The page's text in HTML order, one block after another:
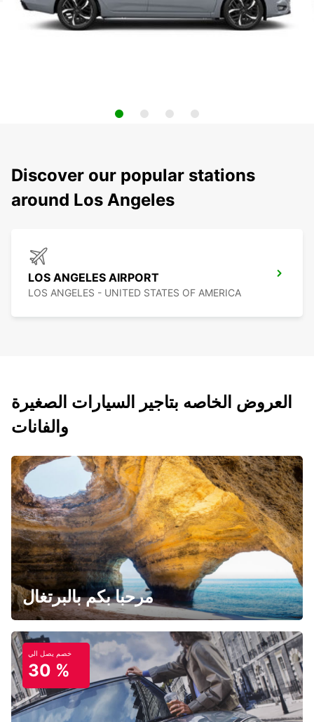
Discover our popular stations
around Los Angeles
LOS ANGELES AIRPORT
LOS ANGELES - UNITED STATES OF AMERICA
العروض الخاصه بتاجير السيارات الصغيرة
والفانات
مرحبا بكم بالبرتغال
خصم يصل الي
30 %